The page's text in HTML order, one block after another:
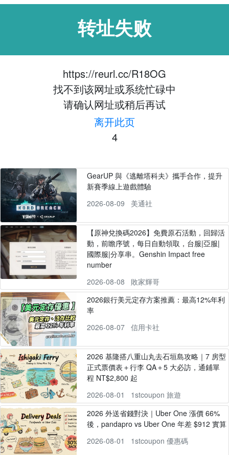
转址失败
https://reurl.cc/R18OG
找不到该网址或系统忙碌中
请确认网址或稍后再试
离开此页
4
GearUP 與《逃離塔科夫》攜手合作，提升
新賽季線上遊戲體驗
2026-08-09
美通社
【原神兌換碼2026】免費原石活動，回歸活
動，前瞻序號，每日自動領取，台服|亞服|
國際服|分享串。Genshin Impact free
number
2026-08-08
敗家輝哥
2026銀行美元定存方案推薦：最高12%年利
率
2026-08-07
信用卡社
2026 基隆搭八重山丸去石垣島攻略｜7 房型
正式票價表＋行李 QA＋5 大必訪，通鋪單
程 NT$2,800 起
2026-08-01
1stcoupon 旅遊
2026 外送省錢對決｜Uber One 漲價 66%
後，pandapro vs Uber One 年差 $912 實算
2026-08-01
1stcoupon 優惠碼